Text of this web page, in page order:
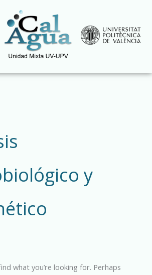
y
what you’re looking for. Perhaps